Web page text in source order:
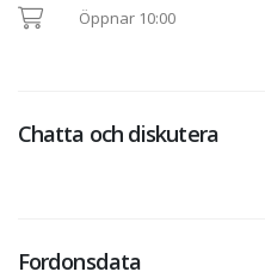
Öppnar 10:00
Chatta och diskutera
Fordonsdata